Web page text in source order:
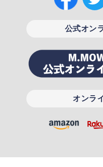
公式オン
オンラ